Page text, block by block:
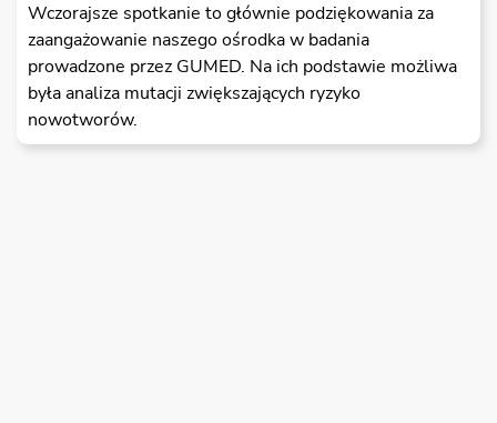
Wczorajsze spotkanie to głównie podziękowania za
zaangażowanie naszego ośrodka w badania
prowadzone przez GUMED. Na ich podstawie możliwa
była analiza mutacji zwiększających ryzyko
nowotworów.